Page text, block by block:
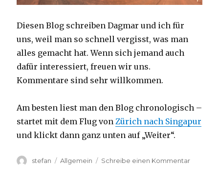
Diesen Blog schreiben Dagmar und ich für
uns, weil man so schnell vergisst, was man
alles gemacht hat. Wenn sich jemand auch
dafür interessiert, freuen wir uns.
Kommentare sind sehr willkommen.
Am besten liest man den Blog chronologisch –
startet mit dem Flug vonZürich nach Singapur
und klickt dann ganz unten auf „Weiter“.
Autor
stefan Kategorien
Allgemein Schreibe einen Kommentarzu